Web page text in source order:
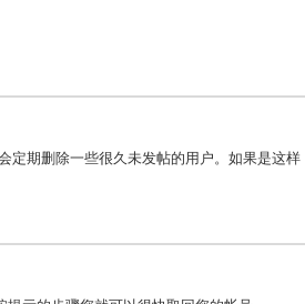
期删除一些很久未发帖的用户。如果是这样